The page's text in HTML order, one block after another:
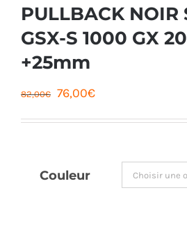
PULLBACK NOIR
GSX-S 1000 GX
+25mm
82,00€ Le
82,00€.
76,00€Le
76,00€.
Couleur